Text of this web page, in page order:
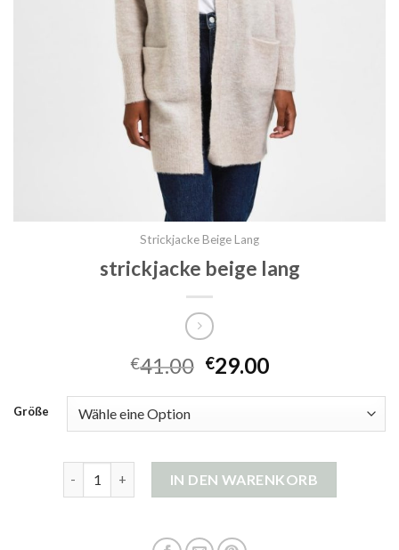
Strickjacke Beige Lang
strickjacke beige lang
€41.00 €29.00
Größe
IN DEN WARENKORB